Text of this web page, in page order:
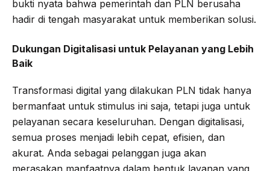
bukti nyata bahwa pemerintah dan PLN berusaha
hadir di tengah masyarakat untuk memberikan solusi.
Dukungan Digitalisasi untuk Pelayanan yang Lebih
Baik
Transformasi digital yang dilakukan PLN tidak hanya
bermanfaat untuk stimulus ini saja, tetapi juga untuk
pelayanan secara keseluruhan. Dengan digitalisasi,
semua proses menjadi lebih cepat, efisien, dan
akurat. Anda sebagai pelanggan juga akan